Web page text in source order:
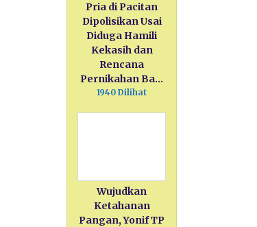
Pria di Pacitan
Dipolisikan Usai
Diduga Hamili
Kekasih dan
Rencana
Pernikahan Ba…
1940 Dilihat
Wujudkan
Ketahanan
Pangan, Yonif TP